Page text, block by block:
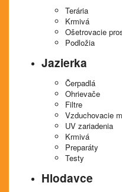
Terária
Krmivá
Ošetrovacie
Podložia
Jazierka
Čerpadlá
Ohrievače
Filtre
Vzduchovacie
UV zariadenia
Krmivá
Preparáty
Testy
Hlodavce